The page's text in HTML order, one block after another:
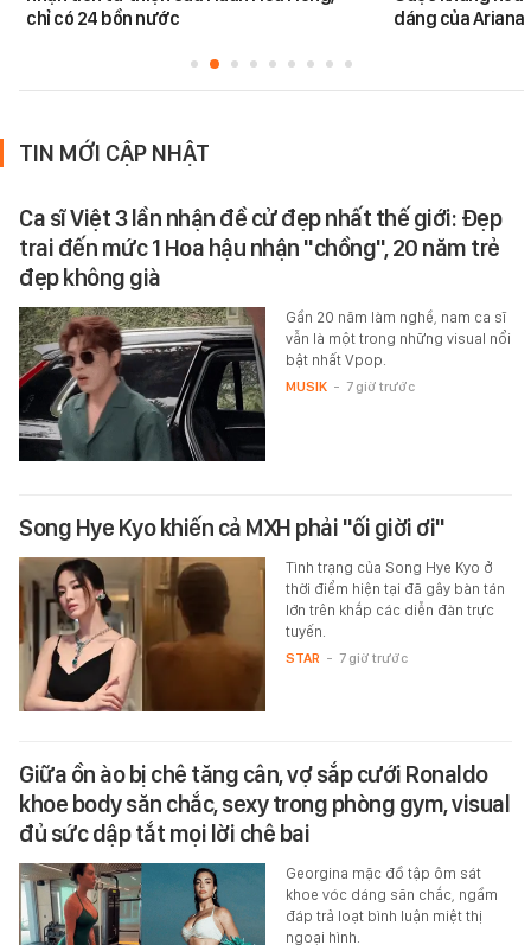
chỉ có 24 bồn nước
dáng của Ariana
TIN MỚI CẬP NHẬT
Ca sĩ Việt 3 lần nhận đề cử đẹp nhất thế giới: Đẹp
trai đến mức 1 Hoa hậu nhận "chồng", 20 năm trẻ
đẹp không già
Gần 20 năm làm nghề, nam ca sĩ
vẫn là một trong những visual nổi
bật nhất Vpop.
MUSIK - 7 giờ trước
Song Hye Kyo khiến cả MXH phải "ối giời ơi"
Tình trạng của Song Hye Kyo ở
thời điểm hiện tại đã gây bàn tán
lớn trên khắp các diễn đàn trực
tuyến.
STAR - 7 giờ trước
Giữa ồn ào bị chê tăng cân, vợ sắp cưới Ronaldo
khoe body săn chắc, sexy trong phòng gym, visual
đủ sức dập tắt mọi lời chê bai
Georgina mặc đồ tập ôm sát
khoe vóc dáng săn chắc, ngầm
đáp trả loạt bình luận miệt thị
ngoại hình.